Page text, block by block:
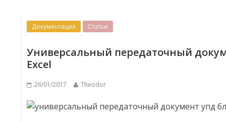
Документация Статьи
Универсальный передаточный
Excel
26/01/2017 Theodor